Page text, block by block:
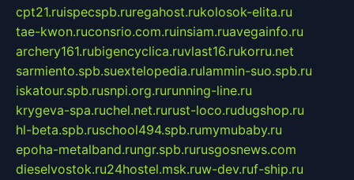
cpt21.ruispecspb.ruregahost.rukolosok-elita.ru
tae-kwon.ruconsrio.com.ruinsiam.ruavegainfo.ru
archery161.rubigencyclica.ruvlast16.rukorru.net
sarmiento.spb.suextelopedia.rulammin-suo.spb.ru
iskatour.spb.rusnpi.org.rurunning-line.ru
krygeva-spa.ruchel.net.rurust-loco.rudugshop.ru
hl-beta.spb.ruschool494.spb.rumymubaby.ru
epoha-metalband.rungr.spb.rurusgosnews.com
dieselvostok.ru24hostel.msk.ruw-dev.ruf-ship.ru